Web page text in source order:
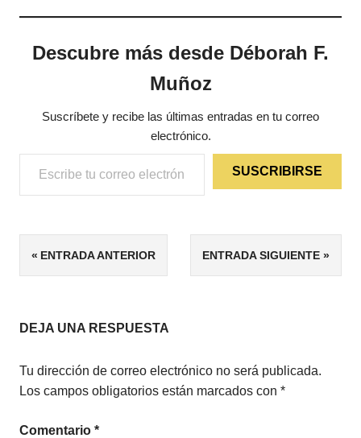
Descubre más desde Déborah F.
Muñoz
Suscríbete y recibe las últimas entradas en tu correo
electrónico.
Escribe tu correo electrónico…
SUSCRIBIRSE
ETIQUETAS
4/5
NOVELA
Navegación
entradas
ENTRADA ANTERIOR ENTRADA SIGUIENTE
DEJA UNA RESPUESTA
Tu dirección de correo electrónico no será publicada.
Los campos obligatorios están marcados con *
Comentario *